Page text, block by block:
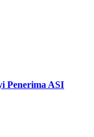
Penerima ASI